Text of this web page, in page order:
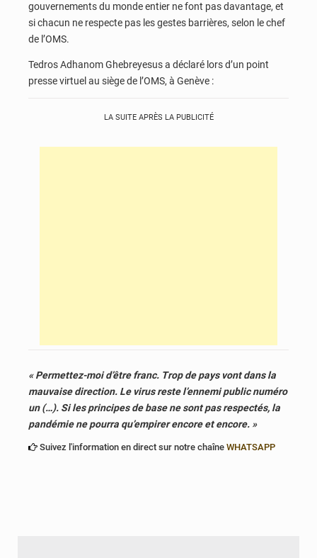
gouvernements du monde entier ne font pas davantage, et
si chacun ne respecte pas les gestes barrières, selon le chef
de l’OMS.
Tedros Adhanom Ghebreyesus a déclaré lors d’un point
presse virtuel au siège de l’OMS, à Genève :
LA SUITE APRÈS LA PUBLICITÉ
« Permettez-moi d’être franc. Trop de pays vont dans la
mauvaise direction. Le virus reste l’ennemi public numéro
un (…). Si les principes de base ne sont pas respectés, la
pandémie ne pourra qu’empirer encore et encore. »
Suivez l'information en direct sur notre chaîne WHATSAPP